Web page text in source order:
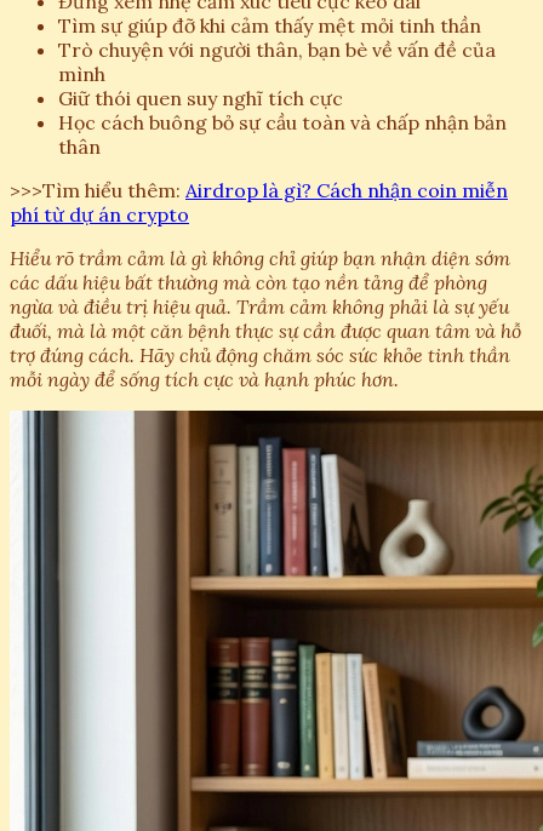
Tìm sự giúp đỡ khi cảm thấy mệt mỏi tinh thần
Trò chuyện với người thân, bạn bè về vấn đề của
mình
Giữ thói quen suy nghĩ tích cực
Học cách buông bỏ sự cầu toàn và chấp nhận bản
thân
>>>Tìm hiểu thêm: Airdrop là gì? Cách nhận coin miễn
phí từ dự án crypto
Hiểu rõ trầm cảm là gì không chỉ giúp bạn nhận diện sớm
các dấu hiệu bất thường mà còn tạo nền tảng để phòng
ngừa và điều trị hiệu quả. Trầm cảm không phải là sự yếu
đuối, mà là một căn bệnh thực sự cần được quan tâm và hỗ
trợ đúng cách. Hãy chủ động chăm sóc sức khỏe tinh thần
mỗi ngày để sống tích cực và hạnh phúc hơn.